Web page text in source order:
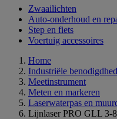
Zwaailichten
Auto-onderhoud en
Step en fiets
Voertuig accessoires
Home
Industriële
Meetinstrument
Meten en markeren
Laserwaterpas en
Lijnlaser PRO GLL 3-